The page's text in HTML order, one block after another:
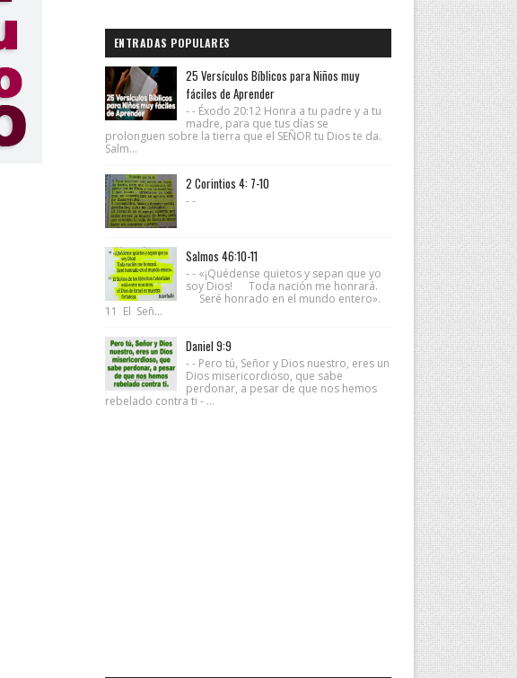
ENTRADAS POPULARES
25 Versículos Bíblicos para Niños muy
fáciles de Aprender
- - Éxodo 20:12 Honra a tu padre y a tu
madre, para que tus días se
prolonguen sobre la tierra que el SEÑOR tu Dios te da.
Salm...
2 Corintios 4: 7-10
- -
Salmos 46:10-11
- - «¡Quédense quietos y sepan que yo
soy Dios! Toda nación me honrará.
Seré honrado en el mundo entero».
11 El Señ...
Daniel 9:9
- - Pero tú, Señor y Dios nuestro, eres un
Dios misericordioso, que sabe
perdonar, a pesar de que nos hemos
rebelado contra ti - ...